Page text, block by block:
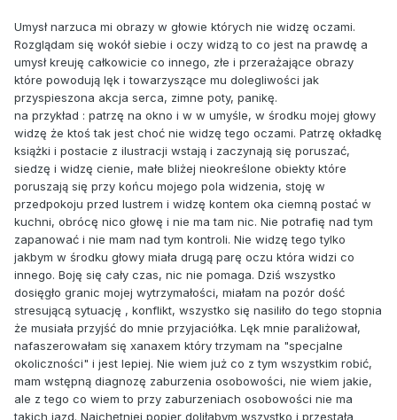
Umysł narzuca mi obrazy w głowie których nie widzę oczami.
Rozglądam się wokół siebie i oczy widzą to co jest na prawdę a
umysł kreuję całkowicie co innego, złe i przerażające obrazy
które powodują lęk i towarzyszące mu dolegliwości jak
przyspieszona akcja serca, zimne poty, panikę.
na przykład : patrzę na okno i w w umyśle, w środku mojej głowy
widzę że ktoś tak jest choć nie widzę tego oczami. Patrzę okładkę
książki i postacie z ilustracji wstają i zaczynają się poruszać,
siedzę i widzę cienie, małe bliżej nieokreślone obiekty które
poruszają się przy końcu mojego pola widzenia, stoję w
przedpokoju przed lustrem i widzę kontem oka ciemną postać w
kuchni, obrócę nico głowę i nie ma tam nic. Nie potrafię nad tym
zapanować i nie mam nad tym kontroli. Nie widzę tego tylko
jakbym w środku głowy miała drugą parę oczu która widzi co
innego. Boję się cały czas, nic nie pomaga. Dziś wszystko
dosięgło granic mojej wytrzymałości, miałam na pozór dość
stresującą sytuację , konflikt, wszystko się nasiliło do tego stopnia
że musiała przyjść do mnie przyjaciółka. Lęk mnie paraliżował,
nafaszerowałam się xanaxem który trzymam na "specjalne
okoliczności" i jest lepiej. Nie wiem już co z tym wszystkim robić,
mam wstępną diagnozę zaburzenia osobowości, nie wiem jakie,
ale z tego co wiem to przy zaburzeniach osobowości nie ma
takich jazd. Najchętniej popier doliłabym wszystko i przestała